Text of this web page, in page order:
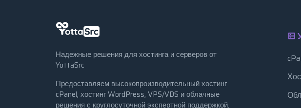
Надежные решения для хостинга и серверов от
YottaSrc
Предоставляем высокопроизводительный хостинг
cPanel, хостинг WordPress, VPS/VDS и облачные
решения с круглосуточной экспертной поддержкой.